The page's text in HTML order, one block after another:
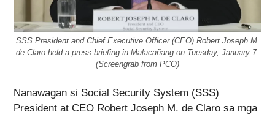
SSS President and Chief Executive Officer (CEO) Robert Joseph M.
de Claro held a press briefing in Malacañang on Tuesday, January 7.
(Screengrab from PCO)
Nanawagan si Social Security System (SSS)
President at CEO Robert Joseph M. de Claro sa mga